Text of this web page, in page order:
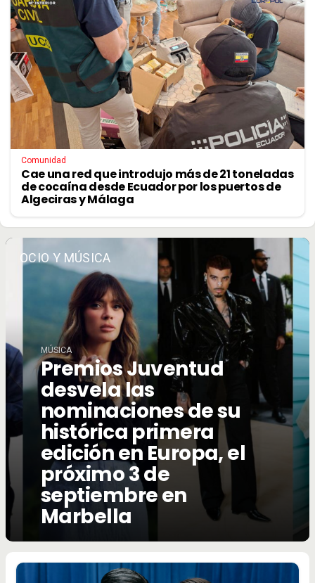
Comunidad
Cae una red que introdujo más de 21 toneladas
de cocaína desde Ecuador por los puertos de
Algeciras y Málaga
OCIO Y MÚSICA
MÚSICA
Premios Juventud
desvela las
nominaciones de su
histórica primera
edición en Europa, el
próximo 3 de
septiembre en
Marbella